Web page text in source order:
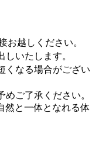
お越しください。
いたします。
くなる場合がござい
ご了承ください。
然と一体となれる体